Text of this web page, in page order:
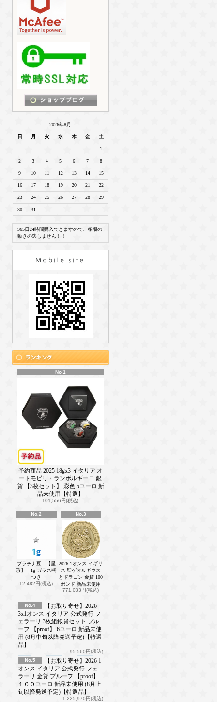
2026年8月
日 月 火 水 木 金 土
1
2 3 4 5 6 7 8
9 10 11 12 13 14 15
16 17 18 19 20 21 22
23 24 25 26 27 28 29
30 31
365日24時間購入できますので、相場の
動きの逃しません！！
No.1
予約商品 2025 18gx3 イタリア オ
ートモビリ・ランボルギーニ 銀
貨 【3枚セット】 彩色 5ユーロ 新
品未使用【特選】
101,556円(税込)
No.2
プラチナ豆 【星
形】 1g ガラス瓶
つき
12,482円(税込)
No.3
2026 1オンス イギリ
ス 聖ゲオルギウス
とドラゴン 金貨 100
ポンド 新品未使用
771,033円(税込)
No.4
【お取り寄せ】2026
3x1オンス イタリア 公式発行 フ
ェラーリ 3枚組銀貨セット プル
ーフ 【proof】 6ユーロ 新品未使
用 (8月中旬以降発送予定)【特選
品】
95,560円(税込)
No.5
【お取り寄せ】2026 1
オンス イタリア 公式発行 フェ
ラーリ 金貨 プルーフ 【proof】
１００ユーロ 新品未使用 (8月上
旬以降発送予定)【特選品】
1,225,970円(税込)